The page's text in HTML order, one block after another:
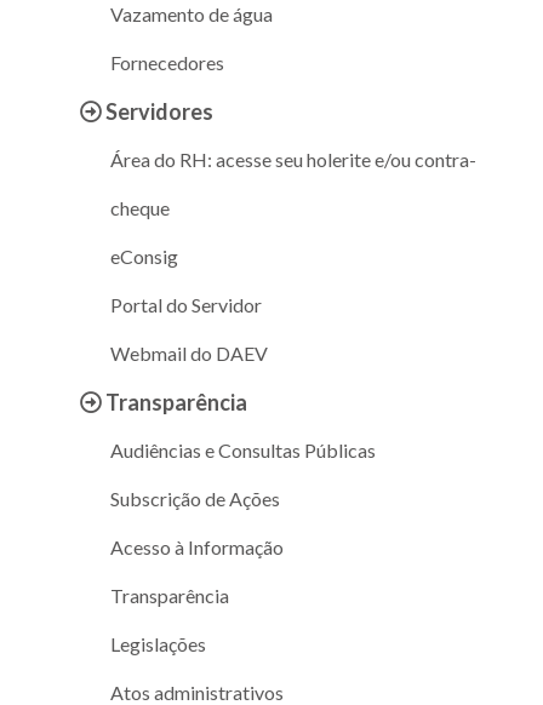
Vazamento de água
Fornecedores
Servidores
Área do RH: acesse seu holerite e/ou contra-
cheque
eConsig
Portal do Servidor
Webmail do DAEV
Transparência
Audiências e Consultas Públicas
Subscrição de Ações
Acesso à Informação
Transparência
Legislações
Atos administrativos